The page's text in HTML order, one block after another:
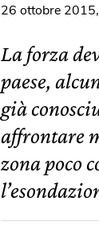
26 ottobre 2015,
La forza
paese,
già
affrontare
zona poco